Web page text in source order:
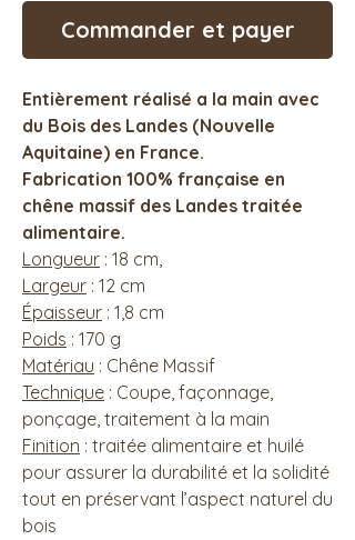
Commander et payer
Entièrement réalisé a la main avec
du Bois des Landes (Nouvelle
Aquitaine) en France.
Fabrication 100% française en
chêne massif des Landes traitée
alimentaire.
Longueur : 18 cm,
Largeur : 12 cm
Épaisseur : 1,8 cm
Poids : 170 g
Matériau : Chêne Massif
Technique : Coupe, façonnage,
ponçage, traitement à la main
Finition : traitée alimentaire et huilé
pour assurer la durabilité et la solidité
tout en préservant l’aspect naturel du
bois